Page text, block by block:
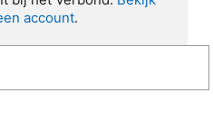
account.